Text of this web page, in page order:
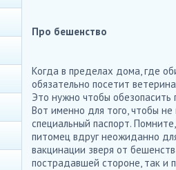
Про бешенство
Когда в пределах дома, где
обязательно посетит
Это нужно чтобы обезопасить
Вот именно для того, чтобы
специальный паспорт.
питомец вдруг неожиданно
вакцинации зверя от
пострадавшей стороне, так и